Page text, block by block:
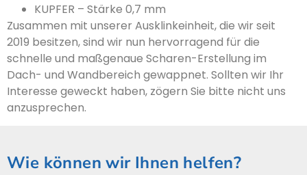
KUPFER – Stärke 0,7 mm
Zusammen mit unserer Ausklinkeinheit, die wir seit
2019 besitzen, sind wir nun hervorragend für die
schnelle und maßgenaue Scharen-Erstellung im
Dach- und Wandbereich gewappnet. Sollten wir Ihr
Interesse geweckt haben, zögern Sie bitte nicht uns
anzusprechen.
Wie können wir Ihnen helfen?